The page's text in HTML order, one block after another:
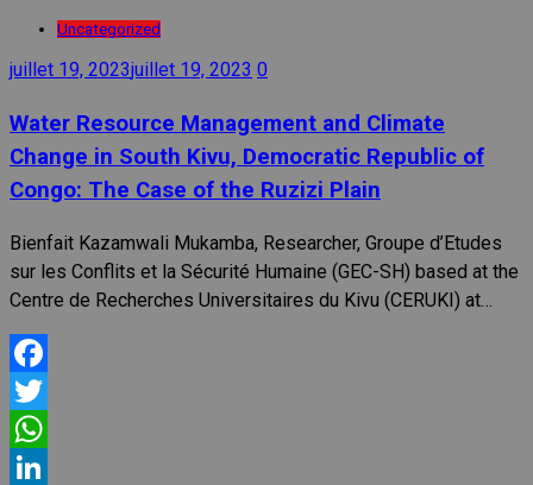
Uncategorized
juillet 19, 2023juillet 19, 2023 0
Water Resource Management and Climate
Change in South Kivu, Democratic Republic of
Congo: The Case of the Ruzizi Plain
Bienfait Kazamwali Mukamba, Researcher, Groupe d’Etudes
sur les Conflits et la Sécurité Humaine (GEC-SH) based at the
Centre de Recherches Universitaires du Kivu (CERUKI) at…
Facebook
Twitter
WhatsApp